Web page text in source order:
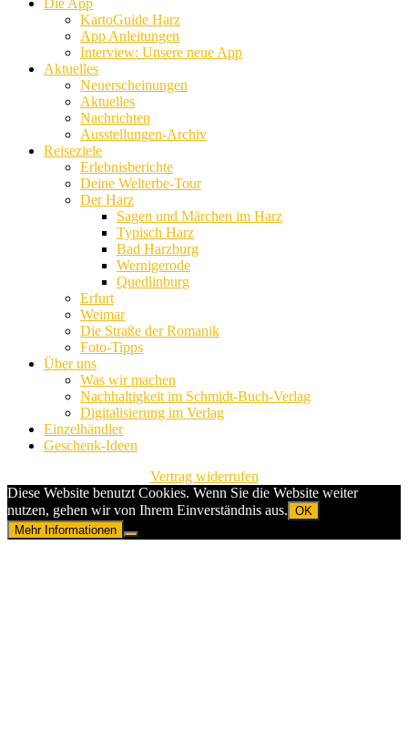
KartoGuide Harz
App Anleitungen
Interview: Unsere neue App
Aktuelles
Neuerscheinungen
Aktuelles
Nachrichten
Ausstellungen-Archiv
Reiseziele
Erlebnisberichte
Deine Welterbe-Tour
Der Harz
Sagen und Märchen im Harz
Typisch Harz
Bad Harzburg
Wernigerode
Quedlinburg
Erfurt
Weimar
Die Straße der Romanik
Foto-Tipps
Über uns
Was wir machen
Nachhaltigkeit im Schmidt-Buch-Verlag
Digitalisierung im Verlag
Einzelhändler
Geschenk-Ideen
Vertrag widerrufen
Diese Website benutzt Cookies. Wenn Sie die Website weiter
nutzen, gehen wir von Ihrem Einverständnis aus. OK
Mehr Informationen